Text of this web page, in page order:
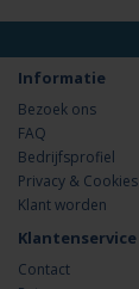
Informatie
Bezoek ons
FAQ
Bedrijfsprofiel
Privacy & Cookies
Klant worden
Klantenservice
Contact